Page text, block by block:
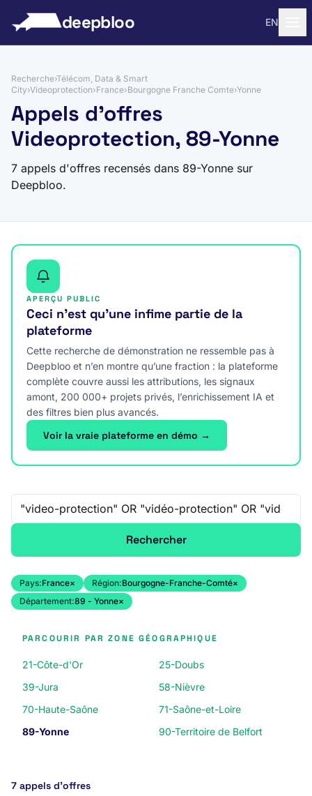
deepbloo EN
Recherche›Télécom, Data & Smart
City›Videoprotection›France›Bourgogne Franche Comte›Yonne
Appels d'offres
Videoprotection, 89-Yonne
7 appels d'offres recensés dans 89-Yonne sur
Deepbloo.
APERÇU PUBLIC
Ceci n’est qu’une infime partie de la
plateforme
Cette recherche de démonstration ne ressemble pas à
Deepbloo et n’en montre qu’une fraction : la plateforme
complète couvre aussi les attributions, les signaux
amont, 200 000+ projets privés, l’enrichissement IA et
des filtres bien plus avancés.
Voir la vraie plateforme en démo →
Recherche libre
Rechercher
Pays:France× Région:Bourgogne-Franche-Comté×
Département:89 - Yonne×
PARCOURIR PAR ZONE GÉOGRAPHIQUE
21-Côte-d'Or
25-Doubs
39-Jura
58-Nièvre
70-Haute-Saône
71-Saône-et-Loire
89-Yonne
90-Territoire de Belfort
7 appels d’offres